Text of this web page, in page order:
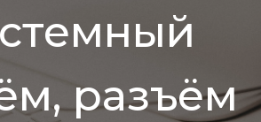
разъём